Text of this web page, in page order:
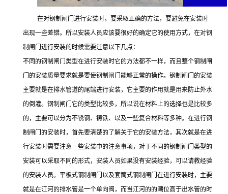
在对钢制闸门进行安装时，要采取正确的方法，要避免在安装时
出现一些差错。所以安装人员应该要很好的确定它的使用方式，在对钢
制闸门进行安装的时候需要注意以下几点：
不同的钢制闸门类型在进行安装时它的方法都不一样，而且整个钢制闸
门的安装质量要求就是要使钢制闸门能够正常的操作。钢制闸门的安装
主要就是在排水管道的尾端进行安装，它主要的作用就是用来防止外水
的倒灌。钢制闸门它的类型比较多，所以说在材料上的选择也是比较多
的，主要可以分为不锈钢、铸铁、以及一些复合材料等多种。在进行钢
制闸门的安装时，首先要清楚的了解关于它的安装方法，其次就是在进
行安装时需要注意一些安装中的注意事项，对于不同的钢制闸门类型的
安装可以采取不同的形式，安装人员如果没有安装经验，可以请教经验
的安装人员。平板式钢制闸门以及套筒式钢制闸门在进行安装时，主要
就是在江河的排水管是一个单向阀，而当江河的的潮位高于出水管的时